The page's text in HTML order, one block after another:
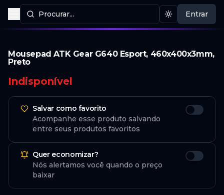
Procurar...
Procurar produtos Mudar tema
Entrar
Mousepad ATK Gear G640 Esport, 460x400x3mm,
Preto
Indisponível
Salvar como favorito
Acompanhe esse produto salvando
entre seus produtos favoritos
Quer economizar?
Nós alertamos você quando o preço
baixar